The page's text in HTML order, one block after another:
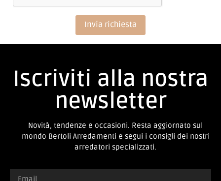
Iscriviti alla nostra
newsletter
mondo Bertoli Arredamenti e segui i consigli dei nostri